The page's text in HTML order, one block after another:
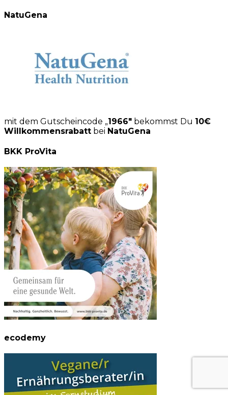
NatuGena
mit dem Gutscheincode „1966″ bekommst Du 10€
Willkommensrabatt bei NatuGena
BKK ProVita
ecodemy